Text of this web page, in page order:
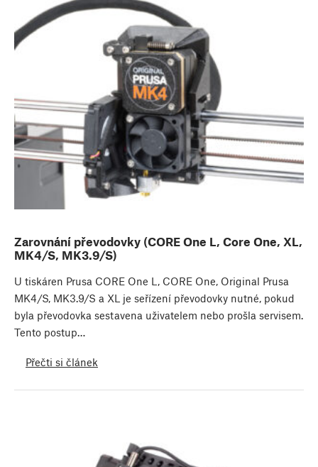
Zarovnání převodovky (CORE One L, Core One, XL,
MK4/S, MK3.9/S)
U tiskáren Prusa CORE One L, CORE One, Original Prusa
MK4/S, MK3.9/S a XL je seřízení převodovky nutné, pokud
byla převodovka sestavena uživatelem nebo prošla servisem.
Tento postup…
Přečti si článek